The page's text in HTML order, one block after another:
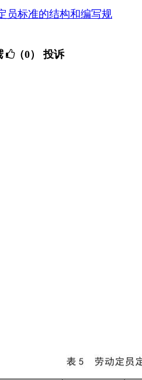
员标准的结构和编写规
（0） 投诉